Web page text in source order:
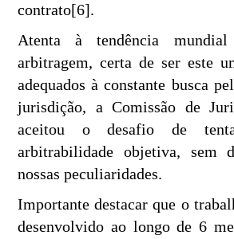
contrato[6].
Atenta à tendência
arbitragem, certa de ser este
adequados à constante busca
jurisdição, a Comissão de
aceitou o desafio de
arbitrabilidade objetiva, sem
nossas peculiaridades.
Importante destacar que o
desenvolvido ao longo de 6